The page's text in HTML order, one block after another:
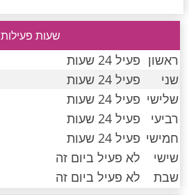
חדרים לפי שעה במישור החוף הדרומי
שעות פעילות
ראשון פעיל 24 שעות
שני
פעיל 24 שעות
שלישי פעיל 24 שעות
רביעי
פעיל 24 שעות
חמישי פעיל 24 שעות
שישי
לא פעיל ביום זה
שבת
לא פעיל ביום זה